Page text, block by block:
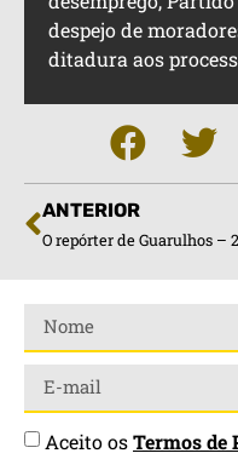
despejo de
ditadura aos
ANTERIOR
O repórter de Guarulhos –
Aceito osTermos de